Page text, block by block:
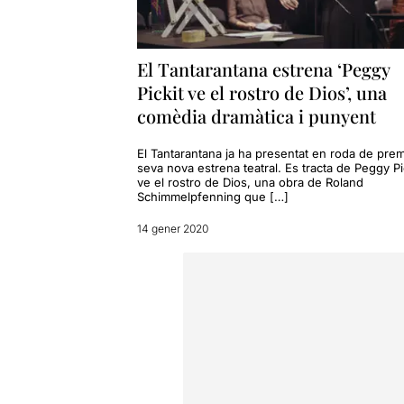
esfumat,
Una
i on els
iguals, on
magnífic
Dues
africà i la
la Peggy
El Tantarantana estrena ‘Peggy
Pickit ve el rostro de Dios’, una
comèdia dramàtica i punyent
El Tantarantana ja ha presentat en roda de
seva nova estrena teatral. Es tracta de Peggy
ve el rostro de Dios, una obra de Roland
Schimmelpfenning que […]
14 gener 2020